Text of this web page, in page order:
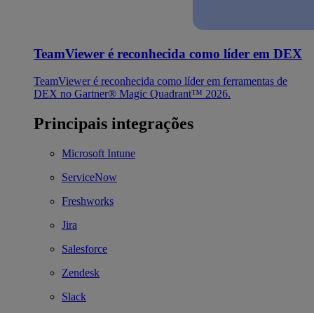
TeamViewer é reconhecida como líder em DEX
TeamViewer é reconhecida como líder em ferramentas de
DEX no Gartner® Magic Quadrant™ 2026.
Principais integrações
Microsoft Intune
ServiceNow
Freshworks
Jira
Salesforce
Zendesk
Slack